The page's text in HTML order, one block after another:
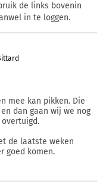
de links bovenin
in te loggen.
mee kan pikken. Die
dan gaan wij we nog
de laatste weken
goed komen.